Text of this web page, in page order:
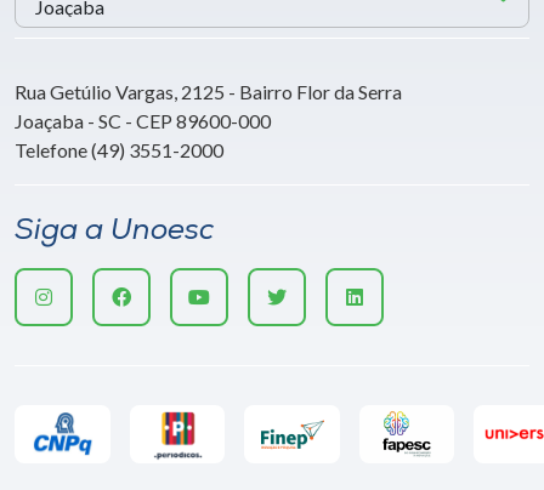
Rua Getúlio Vargas, 2125 - Bairro Flor da Serra
Joaçaba - SC - CEP 89600-000
Telefone (49) 3551-2000
Siga a Unoesc